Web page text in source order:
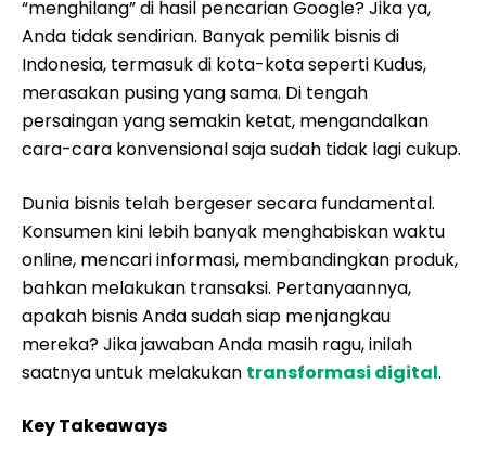
“menghilang” di hasil pencarian Google? Jika ya,
Anda tidak sendirian. Banyak pemilik bisnis di
Indonesia, termasuk di kota-kota seperti Kudus,
merasakan pusing yang sama. Di tengah
persaingan yang semakin ketat, mengandalkan
cara-cara konvensional saja sudah tidak lagi cukup.
Dunia bisnis telah bergeser secara fundamental.
Konsumen kini lebih banyak menghabiskan waktu
online, mencari informasi, membandingkan produk,
bahkan melakukan transaksi. Pertanyaannya,
apakah bisnis Anda sudah siap menjangkau
mereka? Jika jawaban Anda masih ragu, inilah
saatnya untuk melakukan transformasi digital.
Key Takeaways